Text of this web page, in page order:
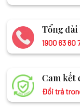
Tổng
1900 63 60
Cam kết
Đổi trả